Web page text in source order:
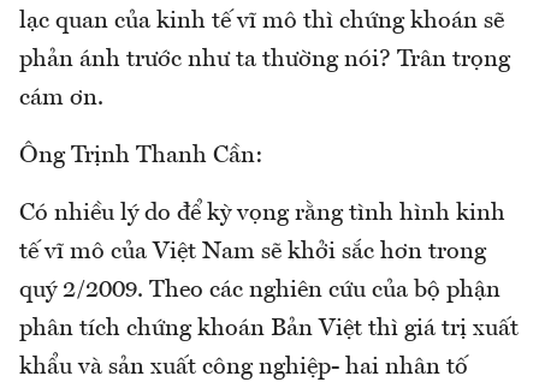
lạc quan của kinh tế vĩ mô thì chứng khoán sẽ
phản ánh trước như ta thường nói? Trân trọng
cám ơn.
Ông Trịnh Thanh Cần:
Có nhiều lý do để kỳ vọng rằng tình hình kinh
tế vĩ mô của Việt Nam sẽ khởi sắc hơn trong
quý 2/2009. Theo các nghiên cứu của bộ phận
phân tích chứng khoán Bản Việt thì giá trị xuất
khẩu và sản xuất công nghiệp- hai nhân tố